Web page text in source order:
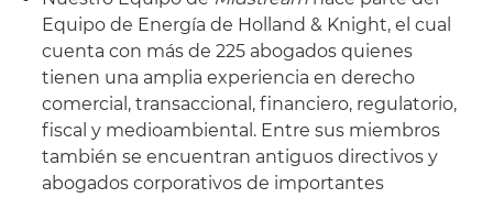
Equipo de Energía de Holland & Knight, el cual
cuenta con más de 225 abogados quienes
tienen una amplia experiencia en derecho
comercial, transaccional, financiero, regulatorio,
fiscal y medioambiental. Entre sus miembros
también se encuentran antiguos directivos y
abogados corporativos de importantes